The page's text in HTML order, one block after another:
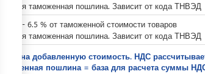
Ввозная таможенная пошлина. Зависит от кода ТНВЭД
- 6.5 % от таможенной стоимости товаров
Ввозная таможенная пошлина. Зависит от кода ТНВЭД
Налог на добавленную стоимость. НДС
таможенная пошлина = база для расчета суммы